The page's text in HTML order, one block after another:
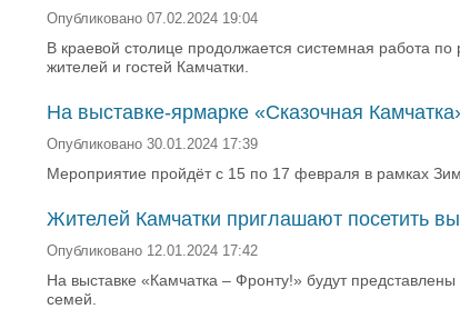
Опубликовано 07.02.2024 19:04
В краевой столице продолжается системная работа
жителей и гостей Камчатки.
На выставке-ярмарке «Сказочная
Опубликовано 30.01.2024 17:39
Мероприятие пройдёт с 15 по 17 февраля в рамках
Жителей Камчатки приглашают посетить
Опубликовано 12.01.2024 17:42
На выставке «Камчатка – Фронту!» будут
семей.